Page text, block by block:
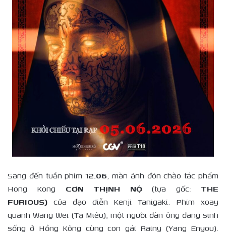
Sang đến tuần phim12.06, màn ảnh đón chào tác phẩm
Hong Kong CƠN THỊNH NỘ(tựa gốc: THE
FURIOUS) của đạo diễn Kenji Tanigaki. Phim xoay
quanh Wang Wei (Tạ Miêu), một người đàn ông đang sinh
sống ở Hồng Kông cùng con gái Rainy (Yang Enyou).